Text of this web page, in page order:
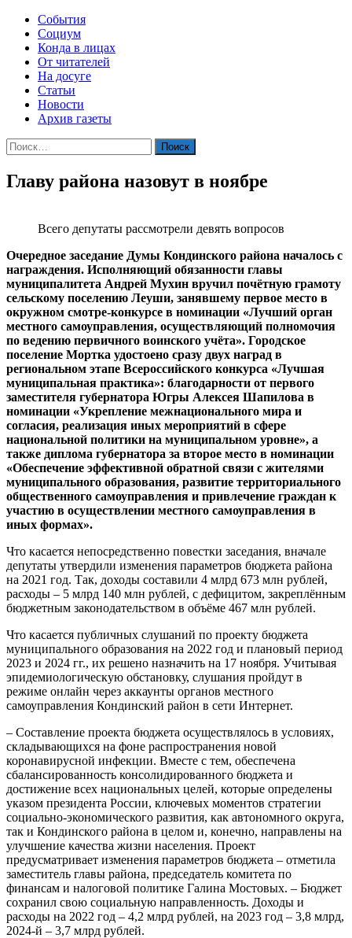
События
Социум
Конда в лицах
От читателей
На досуге
Статьи
Новости
Архив газеты
Найти:
Главу района назовут в ноябре
Всего депутаты рассмотрели девять вопросов
Очередное заседание Думы Кондинского района началось с
награждения. Исполняющий обязанности главы
муниципалитета Андрей Мухин вручил почётную грамоту
сельскому поселению Леуши, занявшему первое место в
окружном смотре-конкурсе в номинации «Лучший орган
местного самоуправления, осуществляющий полномочия
по ведению первичного воинского учёта». Городское
поселение Мортка удостоено сразу двух наград в
региональном этапе Всероссийского конкурса «Лучшая
муниципальная практика»: благодарности от первого
заместителя губернатора Югры Алексея Шапилова в
номинации «Укрепление межнационального мира и
согласия, реализация иных мероприятий в сфере
национальной политики на муниципальном уровне», а
также диплома губернатора за второе место в номинации
«Обеспечение эффективной обратной связи с жителями
муниципального образования, развитие территориального
общественного самоуправления и привлечение граждан к
участию в осуществлении местного самоуправления в
иных формах».
Что касается непосредственно повестки заседания, вначале
депутаты утвердили изменения параметров бюджета района
на 2021 год. Так, доходы составили 4 млрд 673 млн рублей,
расходы – 5 млрд 140 млн рублей, с дефицитом, закреплённым
бюджетным законодательством в объёме 467 млн рублей.
Что касается публичных слушаний по проекту бюджета
муниципального образования на 2022 год и плановый период
2023 и 2024 гг., их решено назначить на 17 ноября. Учитывая
эпидемиологическую обстановку, слушания пройдут в
режиме онлайн через аккаунты органов местного
самоуправления Кондинский район в сети Интернет.
– Составление проекта бюджета осуществлялось в условиях,
складывающихся на фоне распространения новой
коронавирусной инфекции. Вместе с тем, обеспечена
сбалансированность консолидированного бюджета и
достижение всех национальных целей, которые определены
указом президента России, ключевых моментов стратегии
социально-экономического развития, как автономного округа,
так и Кондинского района в целом и, конечно, направлены на
улучшение качества жизни населения. Проект
предусматривает изменения параметров бюджета – отметила
заместитель главы района, председатель комитета по
финансам и налоговой политике Галина Мостовых. – Бюджет
сохранил свою социальную направленность. Доходы и
расходы на 2022 год – 4,2 млрд рублей, на 2023 год – 3,8 млрд,
2024-й – 3,7 млрд рублей.